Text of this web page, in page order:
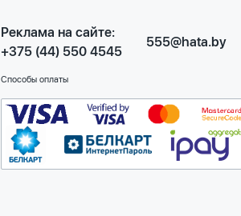
Реклама на сайте:
+375 (44) 550 4545
555@hata.by
Способы оплаты